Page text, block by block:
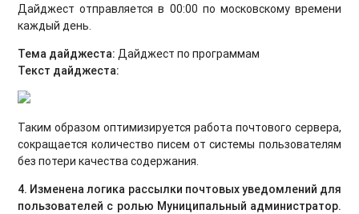
Дайджест отправляется в 00:00 по московскому времени
каждый день.
Тема дайджеста: Дайджест по программам
Текст дайджеста:
Таким образом оптимизируется работа почтового сервера,
сокращается количество писем от системы пользователям
без потери качества содержания.
4. Изменена логика рассылки почтовых уведомлений для
пользователей с ролью Муниципальный администратор.